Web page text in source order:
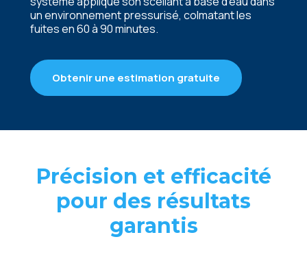
un environnement pressurisé, colmatant les
fuites en 60 à 90 minutes.
Obtenir une estimation gratuite
Précision et efficacité
pour des résultats
garantis